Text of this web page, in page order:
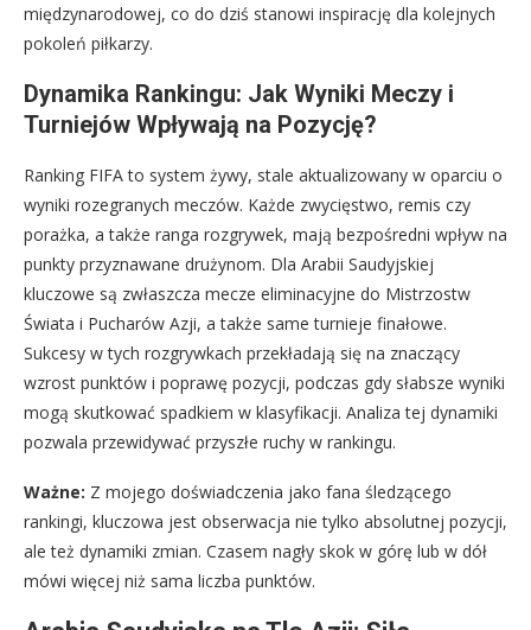
międzynarodowej, co do dziś stanowi inspirację dla kolejnych
pokoleń piłkarzy.
Dynamika Rankingu: Jak Wyniki Meczy i
Turniejów Wpływają na Pozycję?
Ranking FIFA to system żywy, stale aktualizowany w oparciu o
wyniki rozegranych meczów. Każde zwycięstwo, remis czy
porażka, a także ranga rozgrywek, mają bezpośredni wpływ na
punkty przyznawane drużynom. Dla Arabii Saudyjskiej
kluczowe są zwłaszcza mecze eliminacyjne do Mistrzostw
Świata i Pucharów Azji, a także same turnieje finałowe.
Sukcesy w tych rozgrywkach przekładają się na znaczący
wzrost punktów i poprawę pozycji, podczas gdy słabsze wyniki
mogą skutkować spadkiem w klasyfikacji. Analiza tej dynamiki
pozwala przewidywać przyszłe ruchy w rankingu.
Ważne: Z mojego doświadczenia jako fana śledzącego
rankingi, kluczowa jest obserwacja nie tylko absolutnej pozycji,
ale też dynamiki zmian. Czasem nagły skok w górę lub w dół
mówi więcej niż sama liczba punktów.